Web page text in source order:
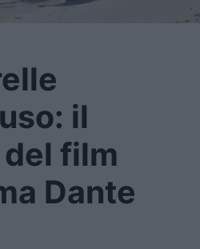
il
film
Dante